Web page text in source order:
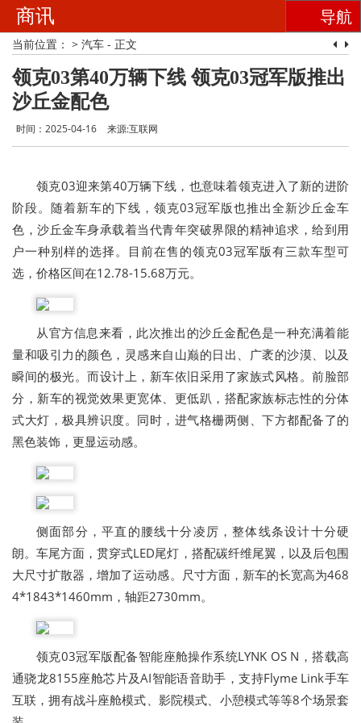
商讯 导航
当前位置： > 汽车 - 正文
领克03第40万辆下线 领克03冠军版推出
沙丘金配色
时间：2025-04-16 来源:互联网
领克03迎来第40万辆下线，也意味着领克进入了新的进阶
阶段。随着新车的下线，领克03冠军版也推出全新沙丘金车
色，沙丘金车身承载着当代青年突破界限的精神追求，给到用
户一种别样的选择。目前在售的领克03冠军版有三款车型可
选，价格区间在12.78-15.68万元。
从官方信息来看，此次推出的沙丘金配色是一种充满着能
量和吸引力的颜色，灵感来自山巅的日出、广袤的沙漠、以及
瞬间的极光。而设计上，新车依旧采用了家族式风格。前脸部
分，新车的视觉效果更宽体、更低趴，搭配家族标志性的分体
式大灯，极具辨识度。同时，进气格栅两侧、下方都配备了的
黑色装饰，更显运动感。
侧面部分，平直的腰线十分凌厉，整体线条设计十分硬
朗。车尾方面，贯穿式LED尾灯，搭配碳纤维尾翼，以及后包围
大尺寸扩散器，增加了运动感。尺寸方面，新车的长宽高为468
4*1843*1460mm，轴距2730mm。
领克03冠军版配备智能座舱操作系统LYNK OS N，搭载高
通骁龙8155座舱芯片及AI智能语音助手，支持Flyme Link手车
互联，拥有战斗座舱模式、影院模式、小憩模式等等8个场景套